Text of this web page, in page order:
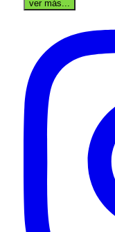
ver más...